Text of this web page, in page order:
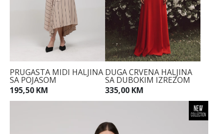
PRUGASTA MIDI HALJINA
SA POJASOM
195,50 KM
DUGA CRVENA HALJINA
SA DUBOKIM IZREZOM
335,00 KM